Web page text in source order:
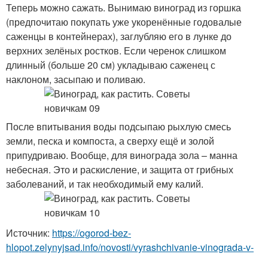
Теперь можно сажать. Вынимаю виноград из горшка
(предпочитаю покупать уже укоренённые годовалые
саженцы в контейнерах), заглубляю его в лунке до
верхних зелёных ростков. Если черенок слишком
длинный (больше 20 см) укладываю саженец с
наклоном, засыпаю и поливаю.
После впитывания воды подсыпаю рыхлую смесь
земли, песка и компоста, а сверху ещё и золой
припудриваю. Вообще, для винограда зола – манна
небесная. Это и раскисление, и защита от грибных
заболеваний, и так необходимый ему калий.
Источник: https://ogorod-bez-
hlopot.zelynyjsad.info/novosti/vyrashchivanie-vinograda-v-